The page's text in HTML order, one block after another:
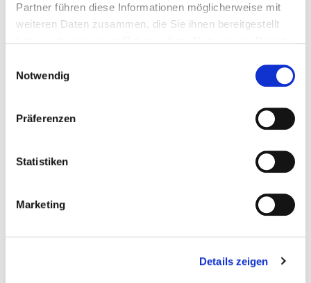
Partner führen diese Informationen möglicherweise mit
weiteren Daten zusammen, die Sie ihnen bereitgestellt
Notwendig
Präferenzen
Statistiken
Marketing
Details zeigen
Mehr erfahren